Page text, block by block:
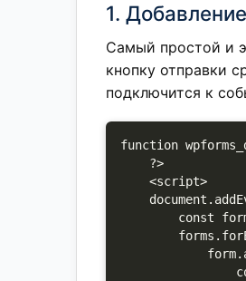
1.
Самый простой и
кнопку отправки
подключится к
function